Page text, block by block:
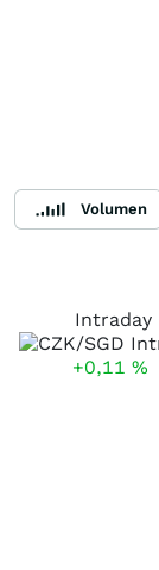
Volumen
Intraday
+0,11 %